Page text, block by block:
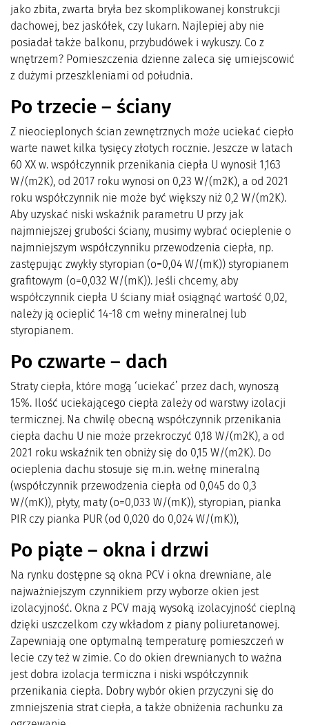
jako zbita, zwarta bryła bez skomplikowanej konstrukcji
dachowej, bez jaskółek, czy lukarn. Najlepiej aby nie
posiadał także balkonu, przybudówek i wykuszy. Co z
wnętrzem? Pomieszczenia dzienne zaleca się umiejscowić
z dużymi przeszkleniami od południa.
Po trzecie – ściany
Z nieocieplonych ścian zewnętrznych może uciekać ciepło
warte nawet kilka tysięcy złotych rocznie. Jeszcze w latach
60 XX w. współczynnik przenikania ciepła U wynosił 1,163
W/(m2K), od 2017 roku wynosi on 0,23 W/(m2K), a od 2021
roku współczynnik nie może być większy niż 0,2 W/(m2K).
Aby uzyskać niski wskaźnik parametru U przy jak
najmniejszej grubości ściany, musimy wybrać ocieplenie o
najmniejszym współczynniku przewodzenia ciepła, np.
zastępując zwykły styropian (o=0,04 W/(mK)) styropianem
grafitowym (o=0,032 W/(mK)). Jeśli chcemy, aby
współczynnik ciepła U ściany miał osiągnąć wartość 0,02,
należy ją ocieplić 14-18 cm wełny mineralnej lub
styropianem.
Po czwarte – dach
Straty ciepła, które mogą ‘uciekać’ przez dach, wynoszą
15%. Ilość uciekającego ciepła zależy od warstwy izolacji
termicznej. Na chwilę obecną współczynnik przenikania
ciepła dachu U nie może przekroczyć 0,18 W/(m2K), a od
2021 roku wskaźnik ten obniży się do 0,15 W/(m2K). Do
ocieplenia dachu stosuje się m.in. wełnę mineralną
(współczynnik przewodzenia ciepła od 0,045 do 0,3
W/(mK)), płyty, maty (o=0,033 W/(mK)), styropian, pianka
PIR czy pianka PUR (od 0,020 do 0,024 W/(mK)),
Po piąte – okna i drzwi
Na rynku dostępne są okna PCV i okna drewniane, ale
najważniejszym czynnikiem przy wyborze okien jest
izolacyjność. Okna z PCV mają wysoką izolacyjność cieplną
dzięki uszczelkom czy wkładom z piany poliuretanowej.
Zapewniają one optymalną temperaturę pomieszczeń w
lecie czy też w zimie. Co do okien drewnianych to ważna
jest dobra izolacja termiczna i niski współczynnik
przenikania ciepła. Dobry wybór okien przyczyni się do
zmniejszenia strat ciepła, a także obniżenia rachunku za